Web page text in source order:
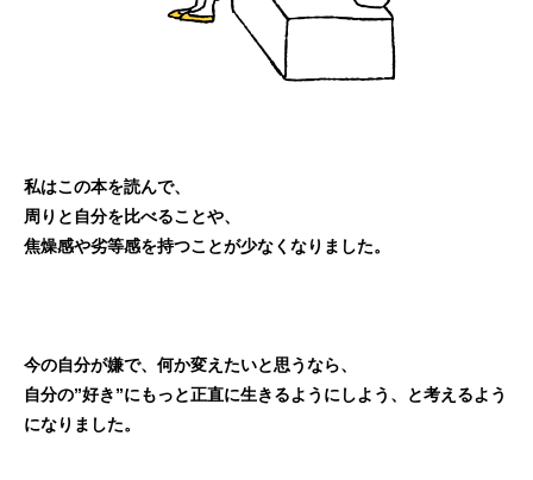
私はこの本を読んで、
周りと自分を比べることや、
焦燥感や劣等感を持つことが少なくなりました。
今の自分が嫌で、何か変えたいと思うなら、
自分の”好き”にもっと正直に生きるようにしよう、と考えるよう
になりました。